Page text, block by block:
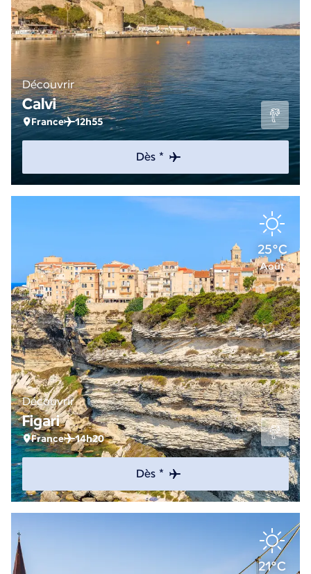
Découvrir
Calvi
France 12h55
Dès *
25°C
Août
Découvrir
Figari
France 14h20
Dès *
21°C